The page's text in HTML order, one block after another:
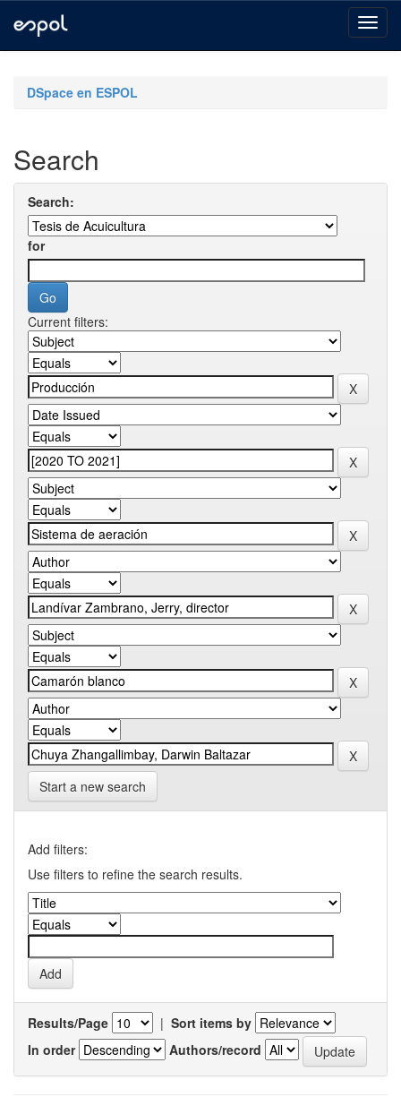
navigationDSpace en ESPOL
Search
Search:
for
Current filters:
Start a new search
Add filters:
Use filters to refine the search results.
Results/Page | Sort items by
In order
Authors/record